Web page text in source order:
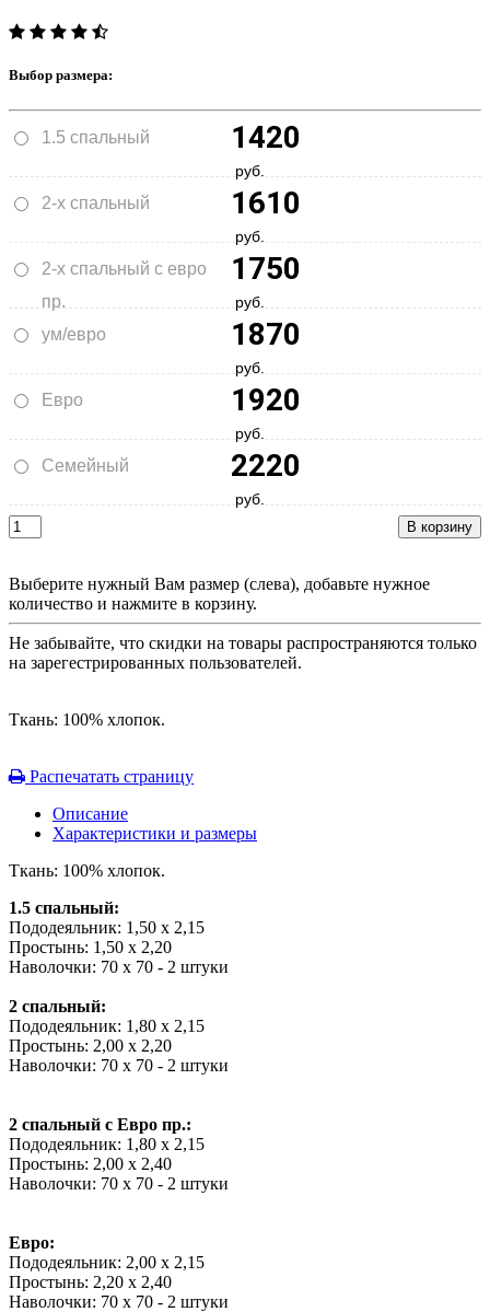
Выбор размера:
1.5 спальный 1420
руб.
2-х спальный 1610
руб.
2-х спальный с евро
пр.
1750
руб.
ум/евро 1870
руб.
Евро 1920
руб.
Семейный 2220
руб.
Выберите нужный Вам размер (слева), добавьте нужное
количество и нажмите в корзину.
Не забывайте, что скидки на товары распространяются только
на зарегестрированных пользователей.
Ткань: 100% хлопок.
Распечатать страницу
Описание
Характеристики и размеры
Ткань: 100% хлопок.
1.5 спальный:
Пододеяльник: 1,50 х 2,15
Простынь: 1,50 х 2,20
Наволочки: 70 х 70 - 2 штуки
2 спальный:
Пододеяльник: 1,80 х 2,15
Простынь: 2,00 х 2,20
Наволочки: 70 х 70 - 2 штуки
2 спальный с Евро пр.:
Пододеяльник: 1,80 х 2,15
Простынь: 2,00 х 2,40
Наволочки: 70 х 70 - 2 штуки
Евро:
Пододеяльник: 2,00 х 2,15
Простынь: 2,20 х 2,40
Наволочки: 70 х 70 - 2 штуки